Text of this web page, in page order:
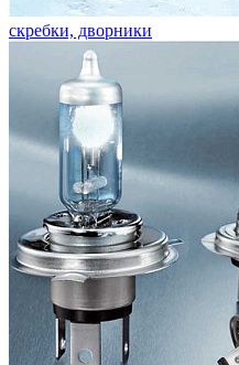
скребки, дворники